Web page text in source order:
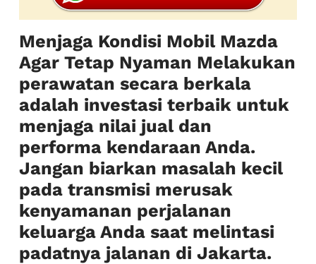
Menjaga Kondisi Mobil Mazda
Agar Tetap Nyaman Melakukan
perawatan secara berkala
adalah investasi terbaik untuk
menjaga nilai jual dan
performa kendaraan Anda.
Jangan biarkan masalah kecil
pada transmisi merusak
kenyamanan perjalanan
keluarga Anda saat melintasi
padatnya jalanan di Jakarta.